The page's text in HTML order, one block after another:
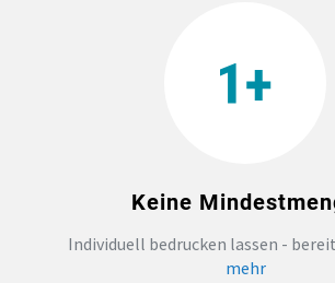
Keine
Individuell bedrucken lassen -
mehr